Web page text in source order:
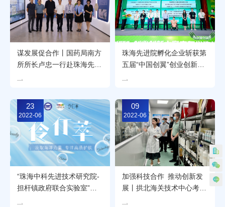
谋发展促合作丨国药局南方
所所长卢忠一行赴珠海先进
珠海先进院孵化企业斩获第
五届“中国创翼”创业创新大
23
2022-06
“珠海中科先进技术研究院-
担杆镇政府联合实验室”打
09
2022-06
加强科技合作 推动创新发
展丨拱北海关技术中心考察